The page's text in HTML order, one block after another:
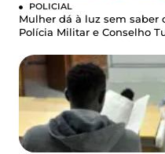
POLICIAL
Mulher dá à luz sem saber
Polícia Militar e Conselho